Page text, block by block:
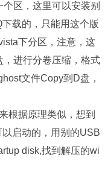
区，这里可以安装别
载的，只能用这个版
下分区，注意，这
进行分卷压缩，格式
文件Copy到D盘，
根据原理类似，想到
启动的，用别的USB
disk,找到解压的wi